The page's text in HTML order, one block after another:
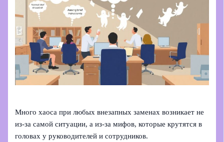
Много хаоса при любых внезапных заменах возникает не
из-за самой ситуации, а из-за мифов, которые крутятся в
головах у руководителей и сотрудников.